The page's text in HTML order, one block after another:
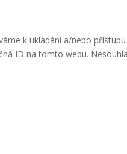
k ukládání a/nebo
ID na tomto webu.